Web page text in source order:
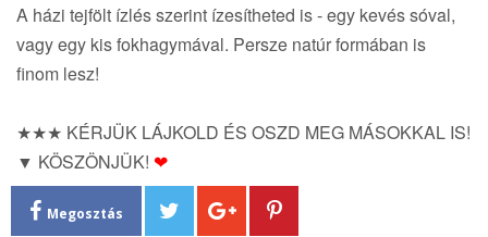
A házi tejfölt ízlés szerint ízesítheted is - egy kevés sóval,
vagy egy kis fokhagymával. Persze natúr formában is
finom lesz!
★★★ KÉRJÜK LÁJKOLD ÉS OSZD MEG MÁSOKKAL IS!
▼ KÖSZÖNJÜK! ❤
Megosztás